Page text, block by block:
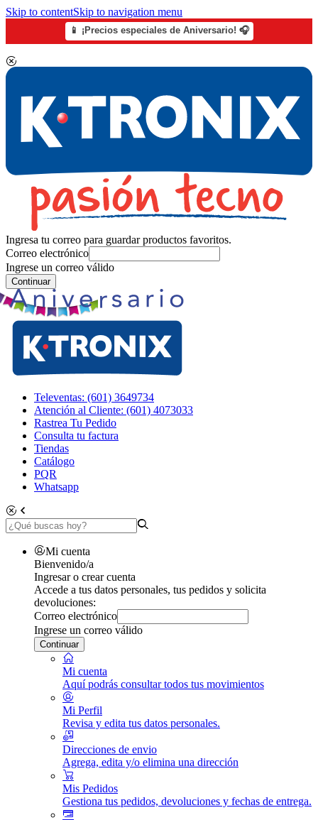
Skip to contentSkip to navigation menu
📱 ¡Precios especiales de Aniversario! 🎧
Ingresa tu correo para guardar productos favoritos.
Correo electrónico
Ingrese un correo válido
Continuar
Televentas: (601) 3649734
Atención al Cliente: (601) 4073033
Rastrea Tu Pedido
Consulta tu factura
Tiendas
Catálogo
PQR
Whatsapp
Mi cuenta
Bienvenido/a
Ingresar o crear cuenta
Accede a tus datos personales, tus pedidos y solicita
devoluciones:
Correo electrónico
Ingrese un correo válido
Continuar
Mi cuenta
Aquí podrás consultar todos tus movimientos
Mi Perfil
Revisa y edita tus datos personales.
Direcciones de envio
Agrega, edita y/o elimina una dirección
Mis Pedidos
Gestiona tus pedidos, devoluciones y fechas de entrega.